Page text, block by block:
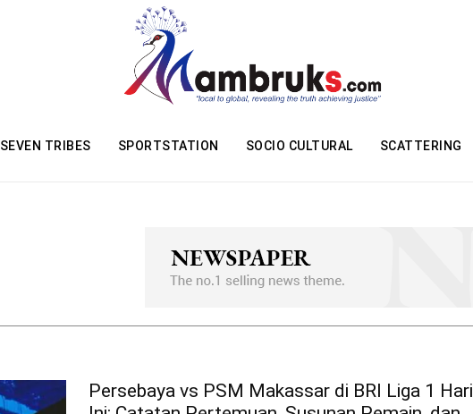
SEVEN TRIBES SPORTSTATION SOCIO CULTURAL SCATTERING
Persebaya vs PSM Makassar di BRI Liga 1 Hari